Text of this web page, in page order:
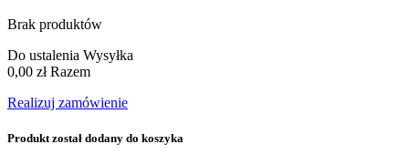
Brak produktów
Do ustalenia Wysyłka
0,00 zł Razem
Realizuj zamówienie
Produkt został dodany do koszyka